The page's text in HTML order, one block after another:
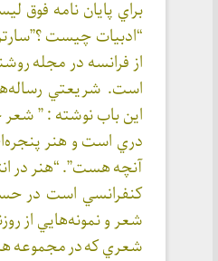
براي پايان نامه فوق
“ادبيات چيست
از فرانسه در مجله
است. شريعتي
اين باب نوشته : ”
دري است و هنر
آنچه هست”. “هنر در
كنفرانسي است در
شعر و نمونه‌هايي از
شعري كه در مجموعه